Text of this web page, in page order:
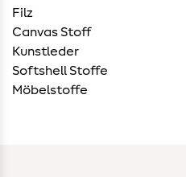
Filz
Canvas Stoff
Kunstleder
Softshell Stoffe
Möbelstoffe